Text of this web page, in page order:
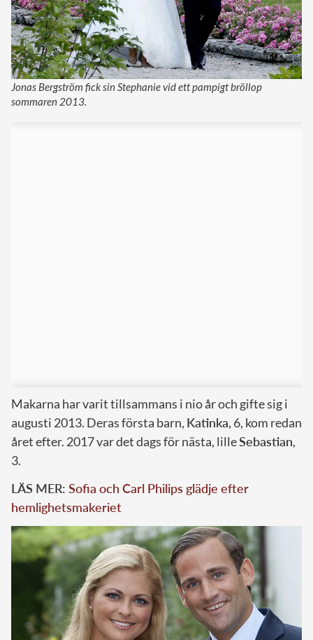
Jonas Bergström fick sin Stephanie vid ett pampigt bröllop
sommaren 2013.
Makarna har varit tillsammans i nio år och gifte sig i
augusti 2013. Deras första barn, Katinka, 6, kom redan
året efter. 2017 var det dags för nästa, lilleSebastian,
3.
LÄS MER: Sofia och Carl Philips glädje efter
hemlighetsmakeriet